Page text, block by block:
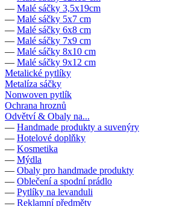
— Malé sáčky 3,5x19cm
— Malé sáčky 5x7 cm
— Malé sáčky 6x8 cm
— Malé sáčky 7x9 cm
— Malé sáčky 8x10 cm
— Malé sáčky 9x12 cm
Metalické pytlíky
Metalíza sáčky
Nonwoven pytlík
Ochrana hroznů
Odvětví & Obaly na...
— Handmade produkty a suvenýry
— Hotelové doplňky
— Kosmetika
— Mýdla
— Obaly pro handmade produkty
— Oblečení a spodní prádlo
— Pytlíky na levanduli
— Reklamní předměty